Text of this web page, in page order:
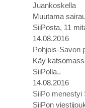
Juankoskella
Muutama
SiiPosta, 11
14.08.2016
Pohjois-Savon
Käy
SiiPolla..
14.08.2016
SiiPo menestyi
SiiPon